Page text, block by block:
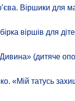
Віршики для
віршів для
(дитяче
«Мій татусь